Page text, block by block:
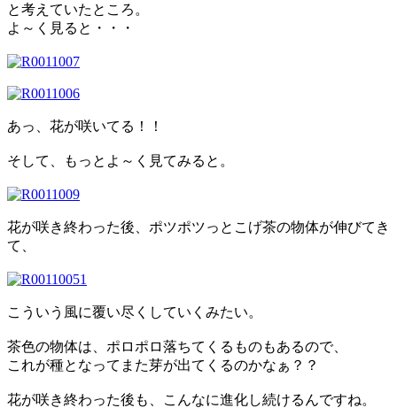
と考えていたところ。
よ～く見ると・・・
あっ、花が咲いてる！！
そして、もっとよ～く見てみると。
花が咲き終わった後、ポツポツっとこげ茶の物体が伸びてき
て、
こういう風に覆い尽くしていくみたい。
茶色の物体は、ポロポロ落ちてくるものもあるので、
これが種となってまた芽が出てくるのかなぁ？？
花が咲き終わった後も、こんなに進化し続けるんですね。